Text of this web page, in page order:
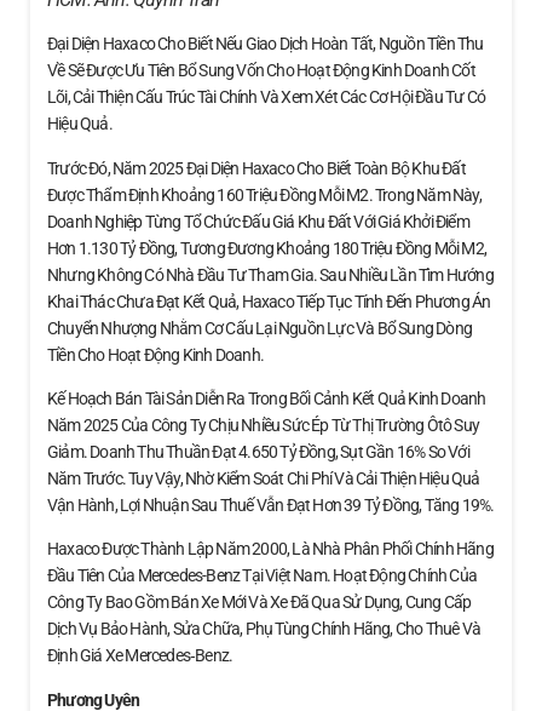
Đại Diện Haxaco Cho Biết Nếu Giao Dịch Hoàn Tất, Nguồn Tiền Thu
Về Sẽ Được Ưu Tiên Bổ Sung Vốn Cho Hoạt Động Kinh Doanh Cốt
Lõi, Cải Thiện Cấu Trúc Tài Chính Và Xem Xét Các Cơ Hội Đầu Tư Có
Hiệu Quả.
Trước Đó, Năm 2025 Đại Diện Haxaco Cho Biết Toàn Bộ Khu Đất
Được Thẩm Định Khoảng 160 Triệu Đồng Mỗi M2. Trong Năm Này,
Doanh Nghiệp Từng Tổ Chức Đấu Giá Khu Đất Với Giá Khởi Điểm
Hơn 1.130 Tỷ Đồng, Tương Đương Khoảng 180 Triệu Đồng Mỗi M2,
Nhưng Không Có Nhà Đầu Tư Tham Gia. Sau Nhiều Lần Tìm Hướng
Khai Thác Chưa Đạt Kết Quả, Haxaco Tiếp Tục Tính Đến Phương Án
Chuyển Nhượng Nhằm Cơ Cấu Lại Nguồn Lực Và Bổ Sung Dòng
Tiền Cho Hoạt Động Kinh Doanh.
Kế Hoạch Bán Tài Sản Diễn Ra Trong Bối Cảnh Kết Quả Kinh Doanh
Năm 2025 Của Công Ty Chịu Nhiều Sức Ép Từ Thị Trường Ôtô Suy
Giảm. Doanh Thu Thuần Đạt 4.650 Tỷ Đồng, Sụt Gần 16% So Với
Năm Trước. Tuy Vậy, Nhờ Kiểm Soát Chi Phí Và Cải Thiện Hiệu Quả
Vận Hành, Lợi Nhuận Sau Thuế Vẫn Đạt Hơn 39 Tỷ Đồng, Tăng 19%.
Haxaco Được Thành Lập Năm 2000, Là Nhà Phân Phối Chính Hãng
Đầu Tiên Của Mercedes-Benz Tại Việt Nam. Hoạt Động Chính Của
Công Ty Bao Gồm Bán Xe Mới Và Xe Đã Qua Sử Dụng, Cung Cấp
Dịch Vụ Bảo Hành, Sửa Chữa, Phụ Tùng Chính Hãng, Cho Thuê Và
Định Giá Xe Mercedes‑Benz.
Phương Uyên